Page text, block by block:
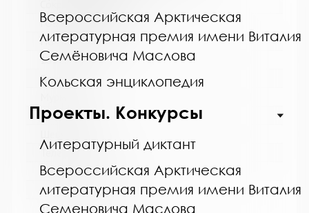
Всероссийская Арктическая
литературная премия имени Виталия
Семёновича Маслова
Кольская энциклопедия
Проекты. Конкурсы
Литературный диктант
Всероссийская Арктическая
литературная премия имени Виталия
Семеновича Маслова
ГОБУК МГОСБСС
Почтовый индекс:
183052
Город:
Улица, дом:
Телефон:
8 (8152) 53-83-46
www:
http://blind-library.ru/